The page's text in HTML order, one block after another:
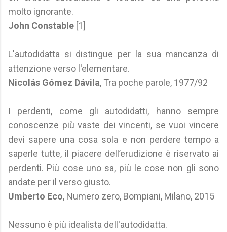
molto ignorante.
John Constable [1]
L'autodidatta si distingue per la sua mancanza di
attenzione verso l'elementare.
Nicolás Gómez Dávila, Tra poche parole, 1977/92
I perdenti, come gli autodidatti, hanno sempre
conoscenze più vaste dei vincenti, se vuoi vincere
devi sapere una cosa sola e non perdere tempo a
saperle tutte, il piacere dell’erudizione è riservato ai
perdenti. Più cose uno sa, più le cose non gli sono
andate per il verso giusto.
Umberto Eco, Numero zero, Bompiani, Milano, 2015
Nessuno è più idealista dell'autodidatta.